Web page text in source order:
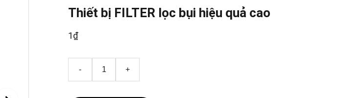
Thiết bị FILTER lọc bụi hiệu quả cao
1₫
- +